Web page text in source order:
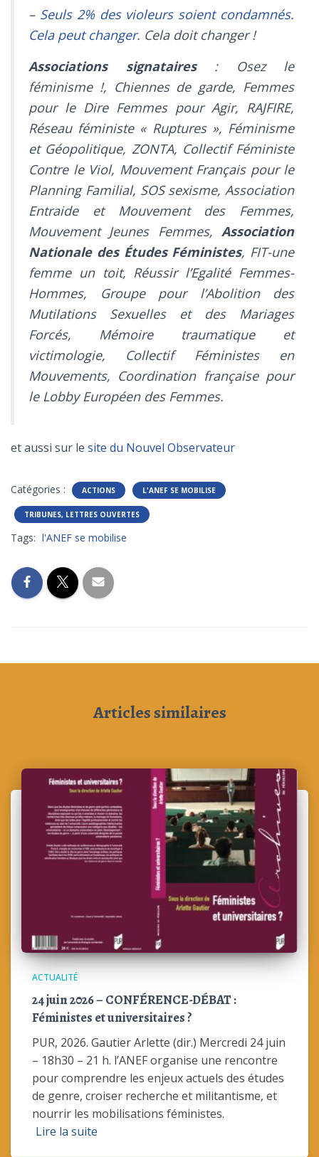
– Seuls 2% des violeurs soient condamnés.
Cela peut changer. Cela doit changer !
Associations signataires: Osez le
féminisme !, Chiennes de garde, Femmes
pour le Dire Femmes pour Agir, RAJFIRE,
Réseau féministe « Ruptures », Féminisme
et Géopolitique, ZONTA, Collectif Féministe
Contre le Viol, Mouvement Français pour le
Planning Familial, SOS sexisme, Association
Entraide et Mouvement des Femmes,
Mouvement Jeunes Femmes, Association
Nationale des Études Féministes, FIT-une
femme un toit, Réussir l’Egalité Femmes-
Hommes, Groupe pour l’Abolition des
Mutilations Sexuelles et des Mariages
Forcés, Mémoire traumatique et
victimologie, Collectif Féministes en
Mouvements, Coordination française pour
le Lobby Européen des Femmes.
et aussi sur le site du Nouvel Observateur
Catégories : ACTIONS L'ANEF SE MOBILISE
TRIBUNES, LETTRES OUVERTES
Tags: l'ANEF se mobilise
Articles similaires
ACTUALITÉ
24 juin 2026 – CONFÉRENCE-DÉBAT :
Féministes et universitaires ?
PUR, 2026. Gautier Arlette (dir.) Mercredi 24 juin
– 18h30 – 21 h. l’ANEF organise une rencontre
pour comprendre les enjeux actuels des études
de genre, croiser recherche et militantisme, et
nourrir les mobilisations féministes.
Lire la suite